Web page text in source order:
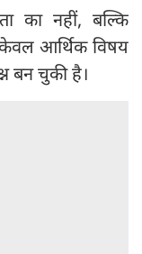
का नहीं, बल्कि
केवल आर्थिक विषय
बन चुकी है।